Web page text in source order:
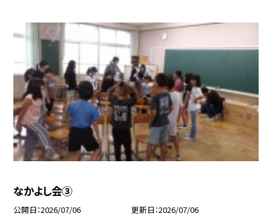
なかよし会③
公開日 2026/07/06 更新日 2026/07/06